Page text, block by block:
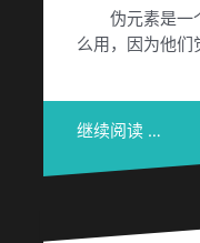
伪元素是一
么用，因为他
继续阅读 …